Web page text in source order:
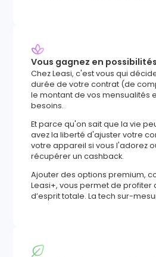
Vous gagnez en possibilités
Chez Leasi, c'est vous qui
durée de votre contrat (de
le montant de vos mensualités
besoins.
Et parce qu'on sait que la vie
avez la liberté d'ajuster votre
votre appareil si vous l'adorez
récupérer un cashback.
Ajouter des options premium,
Leasi+, vous permet de profiter
d’esprit totale. La tech sur-